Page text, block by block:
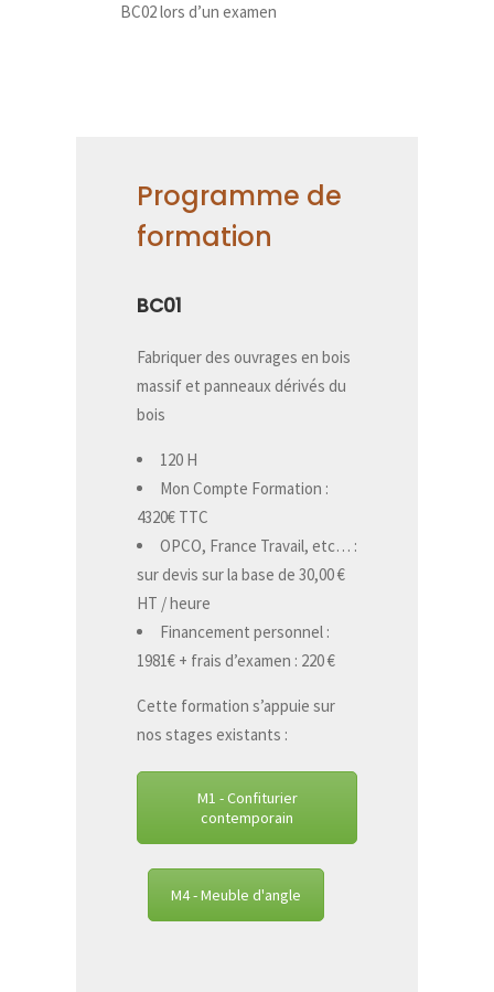
BC02 lors d’un examen
Programme de
formation
BC01
Fabriquer des ouvrages en bois
massif et panneaux dérivés du
bois
120 H
Mon Compte Formation :
4320€ TTC
OPCO, France Travail, etc… :
sur devis sur la base de 30,00 €
HT / heure
Financement personnel :
1981€ + frais d’examen : 220 €
Cette formation s’appuie sur
nos stages existants :
M1 - Confiturier
contemporain
M4 - Meuble d'angle